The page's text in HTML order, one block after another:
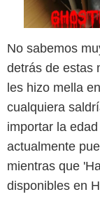
No sabemos
detrás de estas
les hizo mella
cualquiera
importar la
actualmente
mientras que
disponibles en